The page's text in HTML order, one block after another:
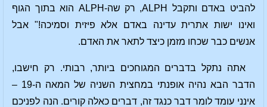
להביט באדם ותקבל ALPH, רק שה-ALPH הוא בתוך הגוף
ואינו ישות אתרית עדינה באדם אלא פיזית וסמיכה!" אבל
אנשים כבר שכחו מזמן כיצד לתאר את האדם.
אתה נתקל בדברים המגוחכים ביותר, רבותי. רק חישבו,
הדבר הבא נהיה אופנתי במחצית השניה של המאה ה-19 –
אינני עומד לומר דבר כנגד זה, דברים כאלה קורים. הנה לפניכם